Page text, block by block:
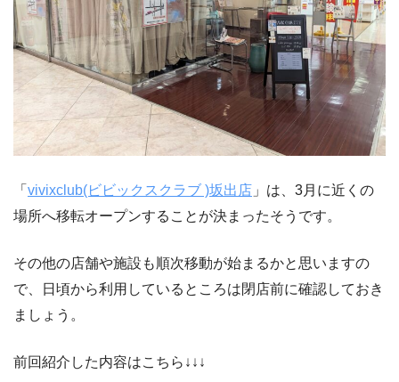
「 vivixclub(ビビックスクラブ )坂出店 」は、3月に近くの
場所へ移転オープンすることが決まったそうです。
その他の店舗や施設も順次移動が始まるかと思いますの
で、日頃から利用しているところは閉店前に確認しておき
ましょう。
前回紹介した内容はこちら↓↓↓